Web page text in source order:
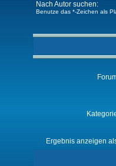
Nach Autor suchen:
Benutze das *-Zeichen als
Ergebnis anzeigen